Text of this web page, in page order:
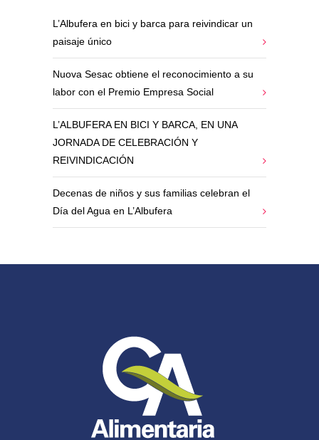
L’Albufera en bici y barca para reivindicar un
paisaje único
Nuova Sesac obtiene el reconocimiento a su
labor con el Premio Empresa Social
L’ALBUFERA EN BICI Y BARCA, EN UNA
JORNADA DE CELEBRACIÓN Y
REIVINDICACIÓN
Decenas de niños y sus familias celebran el
Día del Agua en L’Albufera